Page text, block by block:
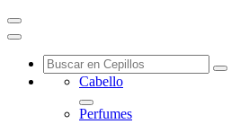
Cabello
Perfumes